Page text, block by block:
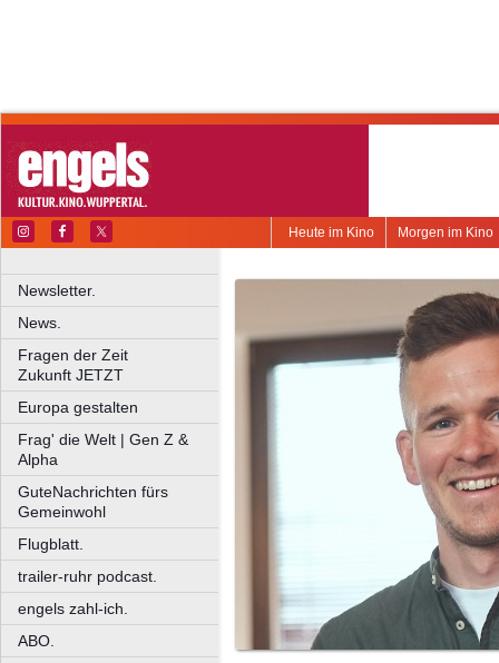
Morgen im Kino
Heute im Kino
Newsletter.
News.
Fragen der Zeit
Zukunft JETZT
Europa gestalten
Frag' die Welt | Gen Z &
Alpha
GuteNachrichten fürs
Gemeinwohl
Flugblatt.
trailer-ruhr podcast.
engels zahl-ich.
ABO.